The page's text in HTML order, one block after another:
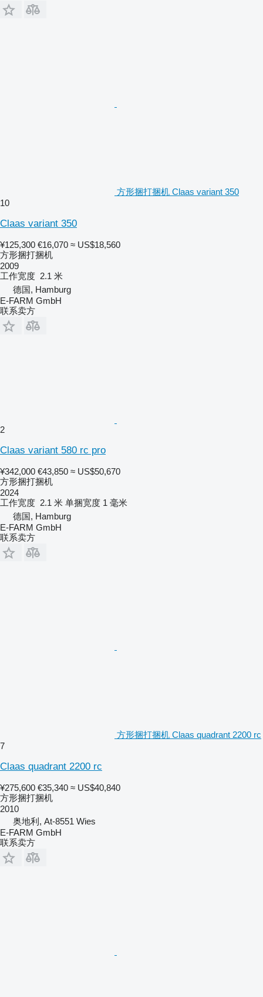
方形捆打捆机 Claas variant 350
10
Claas variant 350
¥125,300 €16,070 ≈ US$18,560
方形捆打捆机
2009
工作宽度 2.1 米
德国, Hamburg
E-FARM GmbH
联系卖方
2
Claas variant 580 rc pro
¥342,000 €43,850 ≈ US$50,670
方形捆打捆机
2024
工作宽度 2.1 米 单捆宽度 1 毫米
德国, Hamburg
E-FARM GmbH
联系卖方
方形捆打捆机 Claas quadrant 2200 rc
7
Claas quadrant 2200 rc
¥275,600 €35,340 ≈ US$40,840
方形捆打捆机
2010
奥地利, At-8551 Wies
E-FARM GmbH
联系卖方